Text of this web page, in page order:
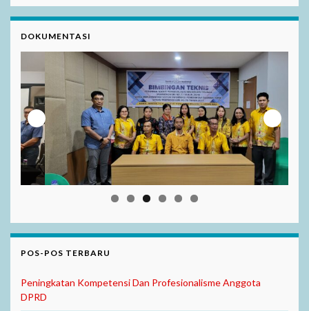
DOKUMENTASI
POS-POS TERBARU
Peningkatan Kompetensi Dan Profesionalisme Anggota
DPRD